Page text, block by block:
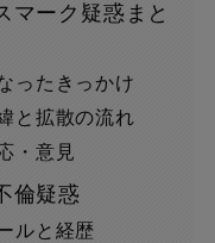
マーク疑惑まと
ったきっかけ
と拡散の流れ
・意見
倫疑惑
ルと経歴